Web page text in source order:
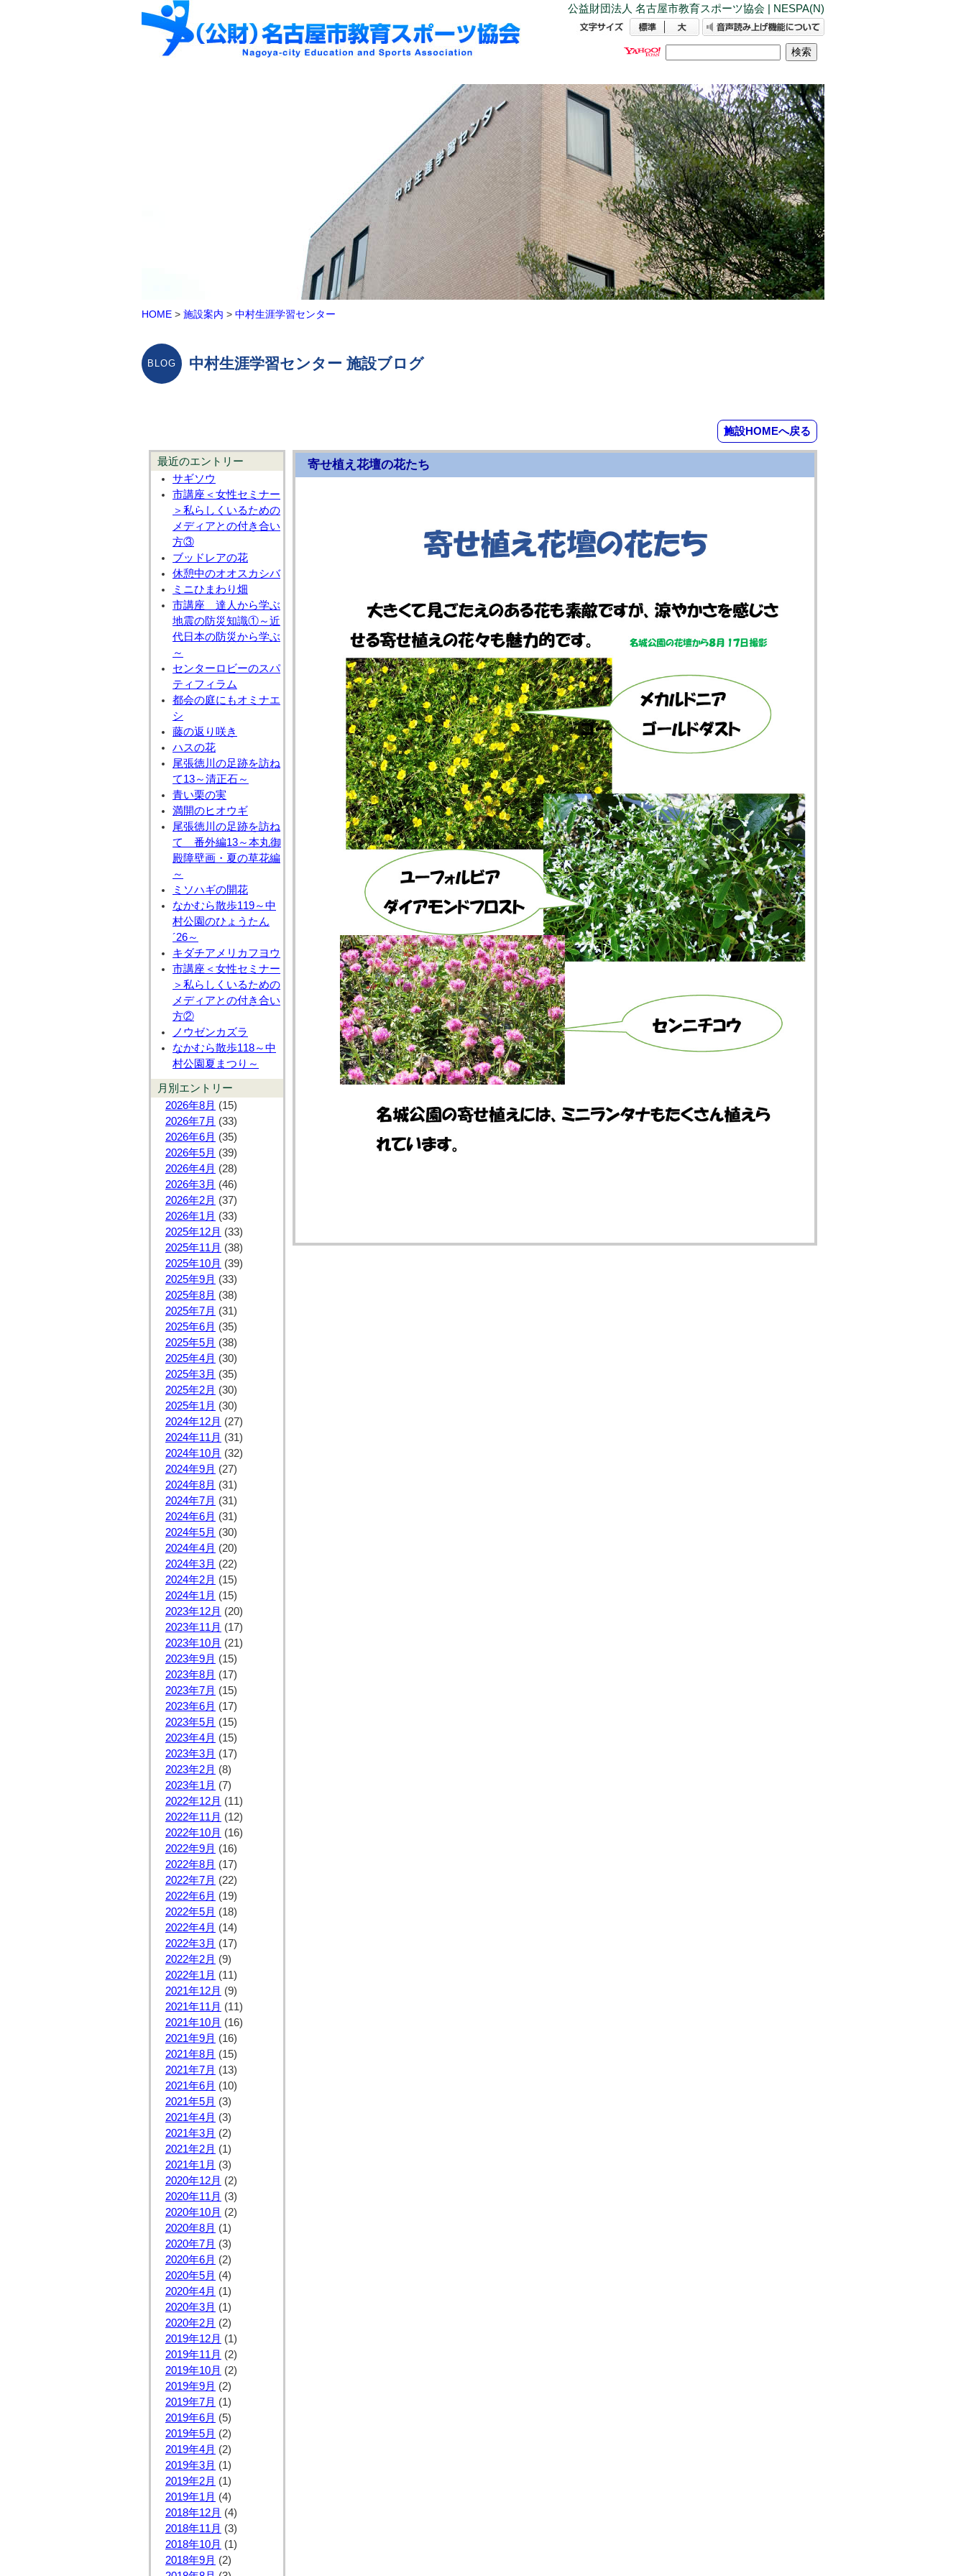
公益財団法人 名古屋市教育スポーツ協会 | NESPA(N)
HOME > 施設案内 > 中村生涯学習センター
中村生涯学習センター 施設ブログ
施設HOMEへ戻る
最近のエントリー
サギソウ
市講座＜女性セミナー
＞私らしくいるための
メディアとの付き合い
方③
ブッドレアの花
休憩中のオオスカシバ
ミニひまわり畑
市講座 達人から学ぶ
地震の防災知識①～近
代日本の防災から学ぶ
～
センターロビーのスパ
ティフィラム
都会の庭にもオミナエ
シ
藤の返り咲き
ハスの花
尾張徳川の足跡を訪ね
て13～清正石～
青い栗の実
満開のヒオウギ
尾張徳川の足跡を訪ね
て 番外編13～本丸御
殿障壁画・夏の草花編
～
ミソハギの開花
なかむら散歩119～中
村公園のひょうたん
´26～
キダチアメリカフヨウ
市講座＜女性セミナー
＞私らしくいるための
メディアとの付き合い
方②
ノウゼンカズラ
なかむら散歩118～中
村公園夏まつり～
月別エントリー
2026年8月 (15)
2026年7月 (33)
2026年6月 (35)
2026年5月 (39)
2026年4月 (28)
2026年3月 (46)
2026年2月 (37)
2026年1月 (33)
2025年12月 (33)
2025年11月 (38)
2025年10月 (39)
2025年9月 (33)
2025年8月 (38)
2025年7月 (31)
2025年6月 (35)
2025年5月 (38)
2025年4月 (30)
2025年3月 (35)
2025年2月 (30)
2025年1月 (30)
2024年12月 (27)
2024年11月 (31)
2024年10月 (32)
2024年9月 (27)
2024年8月 (31)
2024年7月 (31)
2024年6月 (31)
2024年5月 (30)
2024年4月 (20)
2024年3月 (22)
2024年2月 (15)
2024年1月 (15)
2023年12月 (20)
2023年11月 (17)
2023年10月 (21)
2023年9月 (15)
2023年8月 (17)
2023年7月 (15)
2023年6月 (17)
2023年5月 (15)
2023年4月 (15)
2023年3月 (17)
2023年2月 (8)
2023年1月 (7)
2022年12月 (11)
2022年11月 (12)
2022年10月 (16)
2022年9月 (16)
2022年8月 (17)
2022年7月 (22)
2022年6月 (19)
2022年5月 (18)
2022年4月 (14)
2022年3月 (17)
2022年2月 (9)
2022年1月 (11)
2021年12月 (9)
2021年11月 (11)
2021年10月 (16)
2021年9月 (16)
2021年8月 (15)
2021年7月 (13)
2021年6月 (10)
2021年5月 (3)
2021年4月 (3)
2021年3月 (2)
2021年2月 (1)
2021年1月 (3)
2020年12月 (2)
2020年11月 (3)
2020年10月 (2)
2020年8月 (1)
2020年7月 (3)
2020年6月 (2)
2020年5月 (4)
2020年4月 (1)
2020年3月 (1)
2020年2月 (2)
2019年12月 (1)
2019年11月 (2)
2019年10月 (2)
2019年9月 (2)
2019年7月 (1)
2019年6月 (5)
2019年5月 (2)
2019年4月 (2)
2019年3月 (1)
2019年2月 (1)
2019年1月 (4)
2018年12月 (4)
2018年11月 (3)
2018年10月 (1)
2018年9月 (2)
寄せ植え花壇の花たち